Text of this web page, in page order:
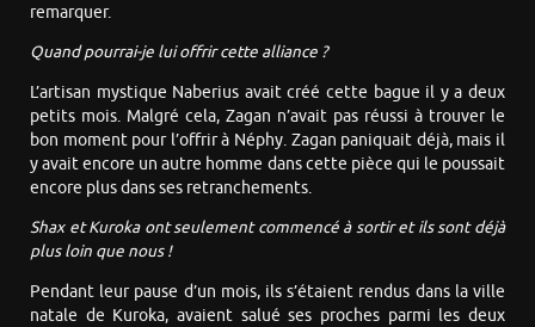
remarquer.
Quand pourrai-je lui offrir cette alliance ?
L’artisan mystique Naberius avait créé cette bague il y a deux
petits mois. Malgré cela, Zagan n’avait pas réussi à trouver le
bon moment pour l’offrir à Néphy. Zagan paniquait déjà, mais il
y avait encore un autre homme dans cette pièce qui le poussait
encore plus dans ses retranchements.
Shax et Kuroka ont seulement commencé à sortir et ils sont déjà
plus loin que nous !
Pendant leur pause d’un mois, ils s’étaient rendus dans la ville
natale de Kuroka, avaient salué ses proches parmi les deux